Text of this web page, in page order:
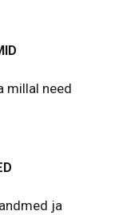
millal need
ja